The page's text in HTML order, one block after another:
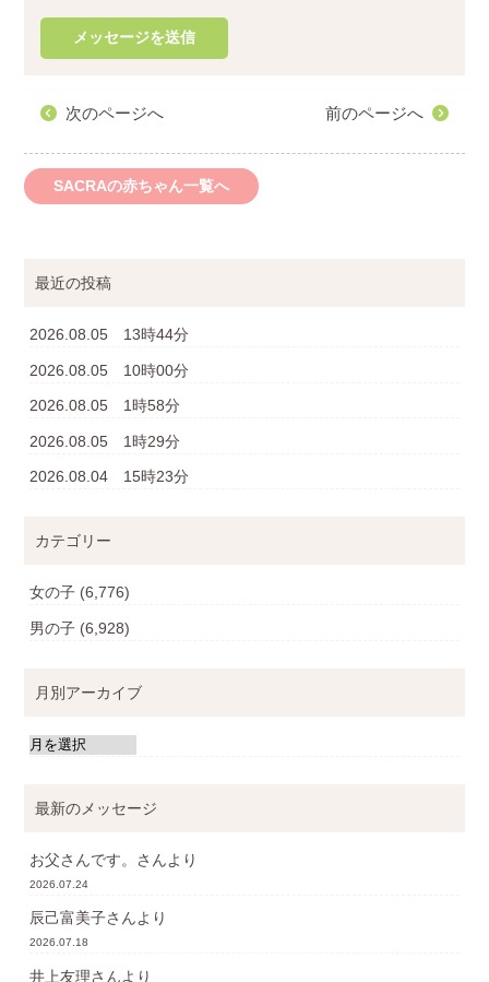
次のページへ 前のページへ
SACRAの赤ちゃん一覧へ
最近の投稿
2026.08.05 13時44分
2026.08.05 10時00分
2026.08.05 1時58分
2026.08.05 1時29分
2026.08.04 15時23分
カテゴリー
女の子 (6,776)
男の子 (6,928)
月別アーカイブ
最新のメッセージ
お父さんです。 さんより
2026.07.24
辰己富美子さんより
2026.07.18
井上友理さんより